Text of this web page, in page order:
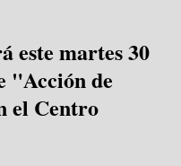
este martes 30
"Acción de
el Centro